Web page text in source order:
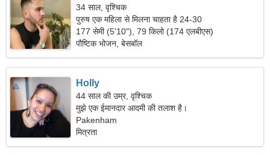
34 साल, वृश्चिक
पुरुष एक महिला से मिलना चाहता है 24-30
177 सेमी (5'10"), 79 किलो (174 एलबीएस)
पौष्टिक भोजन, बेसबॉल
Holly
44 साल की उम्र, वृश्चिक
मुझे एक ईमानदार आदमी की तलाश है।
Pakenham
मित्रता